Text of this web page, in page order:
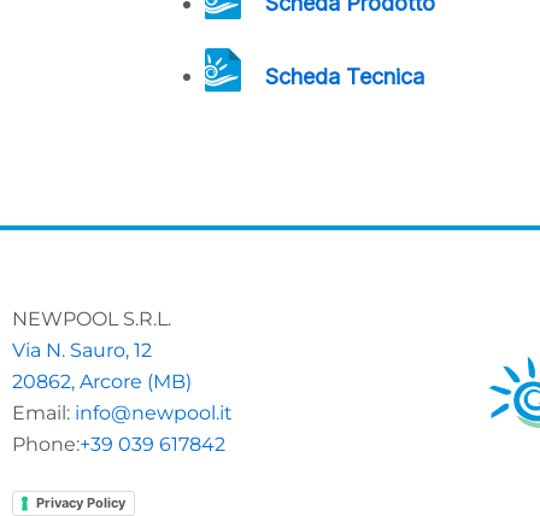
Scheda Tecnica
NEWPOOL S.R.L.
Via N. Sauro, 12
20862, Arcore (MB)
Email: info@newpool.it
Phone:+39 039 617842
Privacy Policy